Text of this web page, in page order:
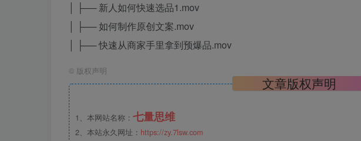
│ ├── 新人如何快速选品1.mov
│ ├── 如何制作原创文案.mov
│ ├── 快速从商家手里拿到预爆品.mov
© 版权声明
文章版权声明
1、本网站名称： 七量思维
2、本站永久网址： https://zy.7lsw.com